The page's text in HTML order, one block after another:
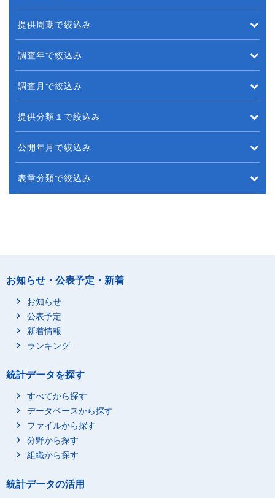
提供周期で絞込み
調査年で絞込み
調査月で絞込み
提供分類１で絞込み
公開年月で絞込み
表章分類で絞込み
お知らせ・公表予定・新着
お知らせ
公表予定
新着情報
ランキング
統計データを探す
すべてから探す
データベースから探す
ファイルから探す
分野から探す
組織から探す
統計データの活用